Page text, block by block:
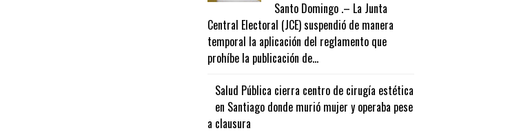
Santo Domingo .– La Junta
Central Electoral (JCE) suspendió de manera
temporal la aplicación del reglamento que
prohíbe la publicación de...
Salud Pública cierra centro de cirugía estética
en Santiago donde murió mujer y operaba pese
a clausura